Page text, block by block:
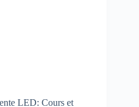
LED: Cours et